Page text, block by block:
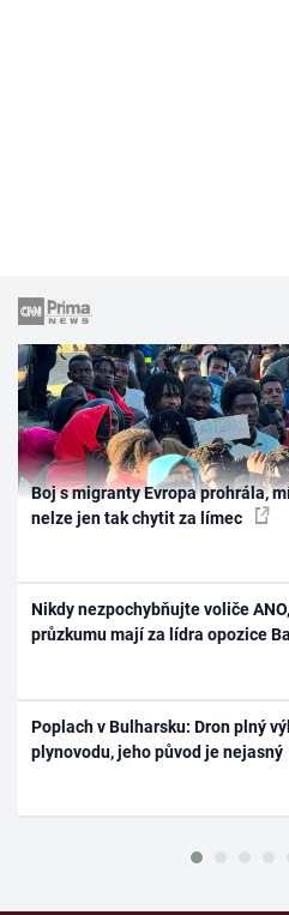
Boj s migranty Evropa prohrála,
nelze jen tak chytit za límec
Nikdy nezpochybňujte voliče
průzkumu mají za lídra opozice
Poplach v Bulharsku: Dron plný
plynovodu, jeho původ je nejasný